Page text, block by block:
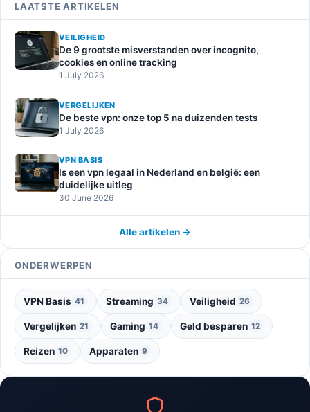
LAATSTE ARTIKELEN
VEILIGHEID
De 9 grootste misverstanden over incognito,
cookies en online tracking
1 July 2026
VERGELIJKEN
De beste vpn: onze top 5 na duizenden tests
1 July 2026
VPN BASIS
Is een vpn legaal in Nederland en belgië: een
duidelijke uitleg
30 June 2026
Alle artikelen →
ONDERWERPEN
VPN Basis 41 Streaming 34 Veiligheid 26
Vergelijken 21 Gaming 14 Geld besparen 12
Reizen 10 Apparaten 9